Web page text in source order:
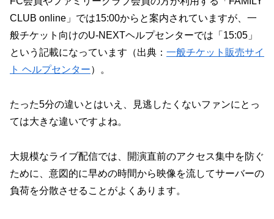
CLUB online」では15:00からと案内されていますが、一
般チケット向けのU-NEXTヘルプセンターでは「15:05」
という記載になっています（出典： 一般チケット販売サイ
ト ヘルプセンター）。
たった5分の違いとはいえ、見逃したくないファンにとっ
ては大きな違いですよね。
大規模なライブ配信では、開演直前のアクセス集中を防ぐ
ために、意図的に早めの時間から映像を流してサーバーの
負荷を分散させることがよくあります。